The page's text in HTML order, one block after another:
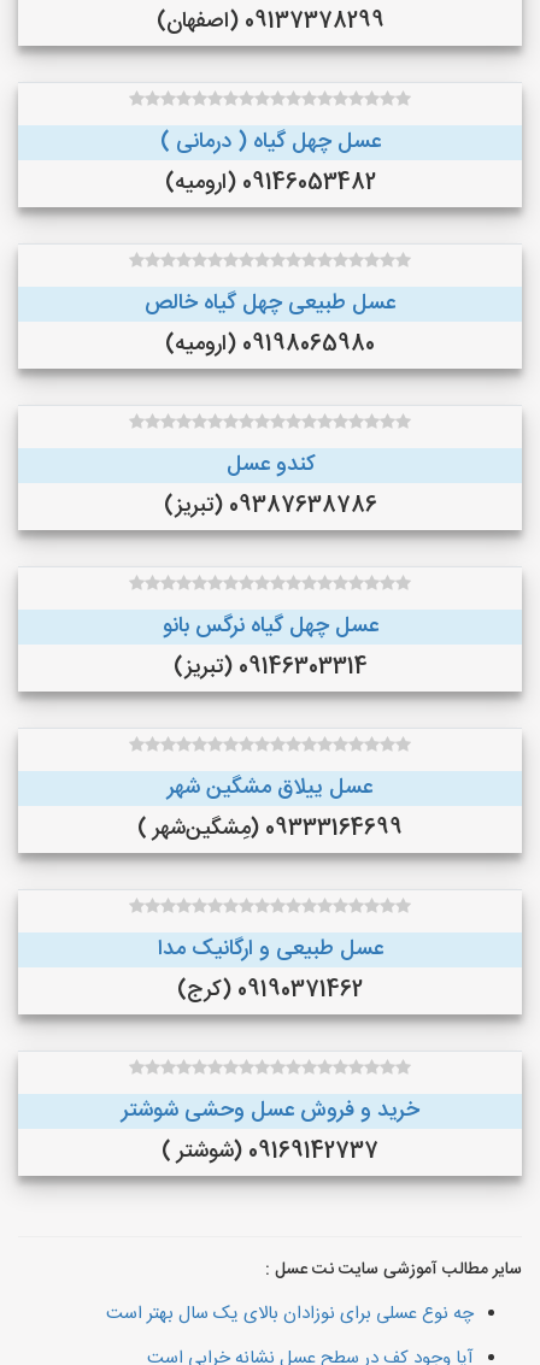
09137378299 (اصفهان)
عسل چهل گیاه ( درمانی )
09146053482 (ارومیه)
عسل طبیعی چهل گیاه خالص
09198065980 (ارومیه)
کندو عسل
09387638786 (تبریز)
عسل چهل گیاه نرگس بانو
09146303314 (تبریز)
عسل ییلاق مشگین شهر
09333164699 (مِشگین‌شهر )
عسل طبیعی و ارگانیک مدا
09190371462 (کرج)
خرید و فروش عسل وحشی شوشتر
09169142737 (شوشتر )
سایر مطالب آموزشی سایت نت عسل :
چه نوع عسلی برای نوزادان بالای یک سال بهتر است
آیا وجود کف در سطح عسل نشانه خرابی است